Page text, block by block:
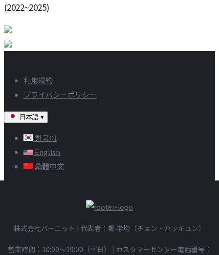
(2022~2025)
利用規約
プライバシーポリシー
日本語 ▾
한국어
English
繁體中文
株式会社バーニット | 代表者：鄭 学均（チョン・ハッキュン）
営業時間：10:00〜19:00（平日） | カスタマーセンター電話番号：